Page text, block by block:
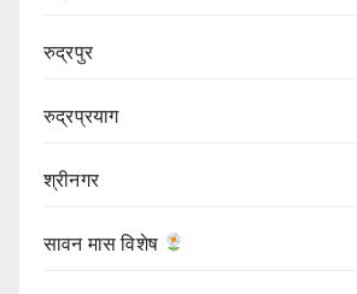
रुद्रपुर
रुद्रप्रयाग
श्रीनगर
सावन मास विशेष